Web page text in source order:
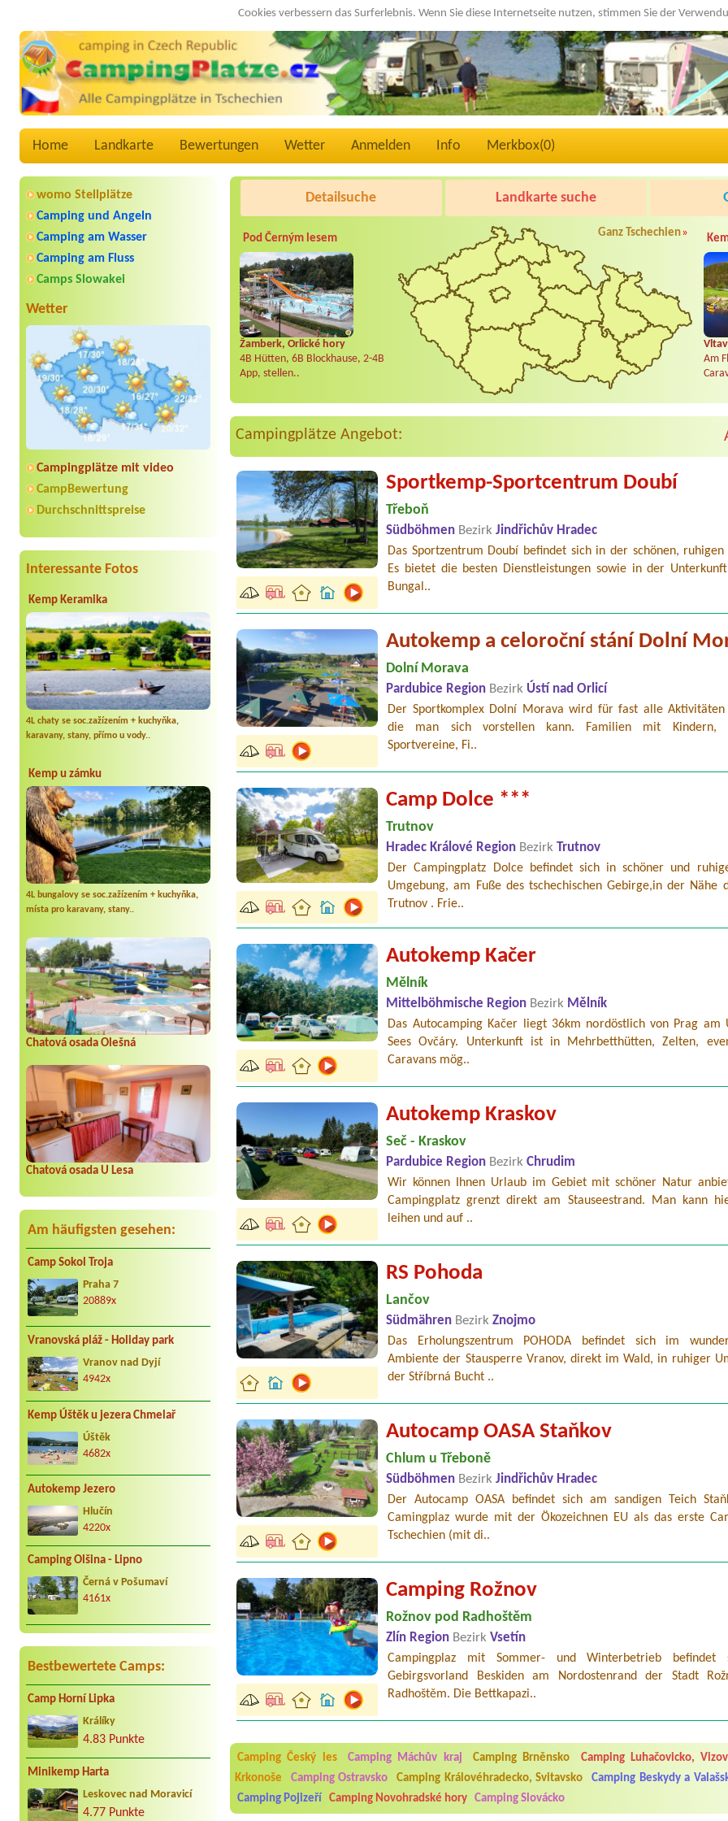
Cookies verbessern das Surferlebnis. Wenn Sie diese Internetseite nutzen, stimmen Sie der
Home Landkarte Bewertungen Wetter Anmelden Info Merkbox(0)
womo Stellplätze
Camping und Angeln
Camping am Wasser
Camping am Fluss
Camps Slowakei
Wetter
Campingplätze mit video
CampBewertung
Durchschnittspreise
Interessante Fotos
Kemp Keramika
4L chaty se soc.zažízením + kuchyňka,
karavany, stany, přímo u vody..
Kemp u zámku
4L bungalovy se soc.zažízením + kuchyňka,
místa pro karavany, stany..
Chatová osada Olešná
Chatová osada U Lesa
Am häufigsten gesehen:
Camp Sokol Troja
Praha 7
20889x
Vranovská pláž - Holiday park
Vranov nad Dyjí
4942x
Kemp Úštěk u jezera Chmelař
Úštěk
4682x
Autokemp Jezero
Hlučín
4220x
Camping Olšina - Lipno
Černá v Pošumaví
4161x
Bestbewertete Camps:
Camp Horní Lipka
Králíky
4.83 Punkte
Minikemp Harta
Leskovec nad Moravicí
4.77 Punkte
Detailsuche Landkarte suche
Pod Černým lesem
Žamberk, Orlické hory
4B Hütten, 6B Blockhause, 2-4B
App, stellen..
Ganz Tschechien»
Am
Campingplätze Angebot:
Sportkemp-Sportcentrum Doubí
Třeboň
Südböhmen Bezirk Jindřichův Hradec
Das Sportzentrum Doubí befindet sich in der schönen, ruhigen
Es bietet die besten Dienstleistungen sowie in der
Bungal..
Autokemp a celoroční stání Dolní
Dolní Morava
Pardubice Region Bezirk Ústí nad Orlicí
Der Sportkomplex Dolní Morava wird für fast alle Aktivitäten
die man sich vorstellen kann. Familien mit Kindern,
Sportvereine, Fi..
Camp Dolce ***
Trutnov
Hradec Králové Region Bezirk Trutnov
Der Campingplatz Dolce befindet sich in schöner und
Umgebung, am Fuße des tschechischen Gebirge,in der Nähe
Trutnov . Frie..
Autokemp Kačer
Mělník
Mittelböhmische Region Bezirk Mělník
Das Autocamping Kačer liegt 36km nordöstlich von Prag am
Sees Ovčáry. Unterkunft ist in Mehrbetthütten, Zelten,
Caravans mög..
Autokemp Kraskov
Seč - Kraskov
Pardubice Region Bezirk Chrudim
Wir können Ihnen Urlaub im Gebiet mit schöner Natur
Campingplatz grenzt direkt am Stauseestrand. Man kann
leihen und auf ..
RS Pohoda
Lančov
Südmähren Bezirk Znojmo
Das Erholungszentrum POHODA befindet sich im
Ambiente der Stausperre Vranov, direkt im Wald, in ruhiger
der Stříbrná Bucht ..
Autocamp OASA Staňkov
Chlum u Třeboně
Südböhmen Bezirk Jindřichův Hradec
Der Autocamp OASA befindet sich am sandigen Teich
Camingplaz wurde mit der Ökozeichnen EU als das erste
Tschechien (mit di..
Camping Rožnov
Rožnov pod Radhoštěm
Zlín Region Bezirk Vsetín
Campingplaz mit Sommer- und Winterbetrieb befindet
Gebirgsvorland Beskiden am Nordostenrand der Stadt
Radhoštěm. Die Bettkapazi..
Camping Český les Camping Máchův kraj Camping Brněnsko Camping Luhačovicko,
Krkonoše
Camping Ostravsko Camping Královéhradecko, Svitavsko Camping Beskydy a
Camping Pojizeří
Camping Novohradské hory Camping Slovácko
Aneta Melicharová***
utěrky, což při množství návštěvníků není samozřejmost. V kempu je obchod a restaurace, kebab a
velice zklamalo byl celodenní hluk z repráků u stanů a absolutní bezohlednost ostatních
jak na pouti- z každého koutu hrála jiná hudba.Kemp pěkný, ale takový rámus jsme ještě nezažili...
Jana*****
Chtěli jsme být týden,byli jsme dva. Na začátku prázdnin. Přijeli jsme karavanem. Klid pohoda socialky